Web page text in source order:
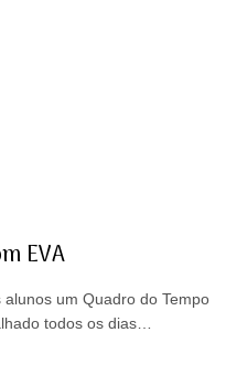
EVA
um Quadro do Tempo
todos os dias…